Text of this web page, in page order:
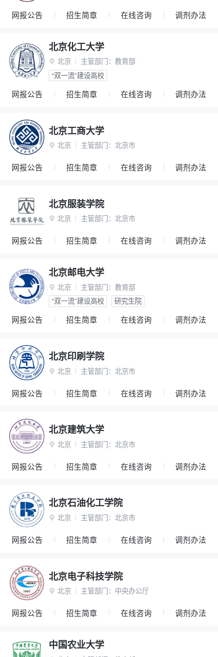
网报公告 招生简章 在线咨询 调剂办法
北京化工大学
 北京 主管部门： 教育部
“双一流”建设高校
网报公告 招生简章 在线咨询 调剂办法
北京工商大学
 北京 主管部门： 北京市
网报公告 招生简章 在线咨询 调剂办法
北京服装学院
 北京 主管部门： 北京市
网报公告 招生简章 在线咨询 调剂办法
北京邮电大学
 北京 主管部门： 教育部
“双一流”建设高校
研究生院
网报公告 招生简章 在线咨询 调剂办法
北京印刷学院
 北京 主管部门： 北京市
网报公告 招生简章 在线咨询 调剂办法
北京建筑大学
 北京 主管部门： 北京市
网报公告 招生简章 在线咨询 调剂办法
北京石油化工学院
 北京 主管部门： 北京市
网报公告 招生简章 在线咨询 调剂办法
北京电子科技学院
 北京 主管部门： 中央办公厅
网报公告 招生简章 在线咨询 调剂办法
中国农业大学